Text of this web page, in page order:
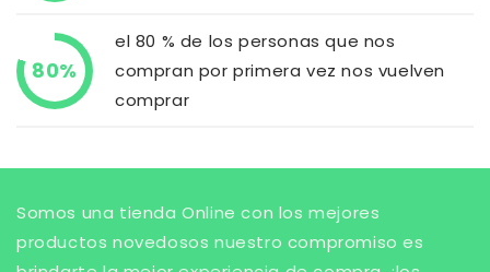
80%
el 80 % de los personas que nos
compran por primera vez nos vuelven
comprar
Somos una tienda Online con los mejores
productos novedosos nuestro compromiso es